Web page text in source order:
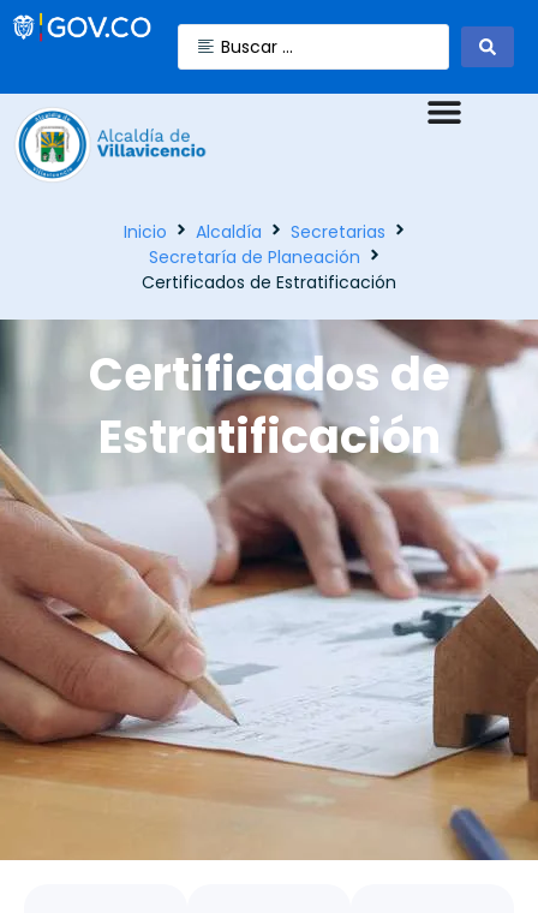
Inicio Alcaldía
Secretarias
Secretaría de Planeación
Certificados de Estratificación
Certificados de
Estratificación